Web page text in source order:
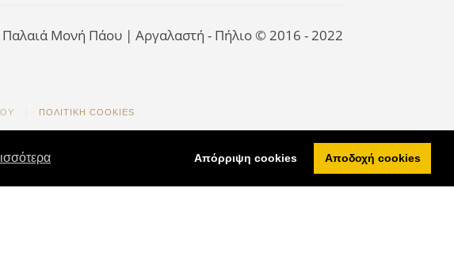
Απόρριψη cookies Αποδοχή cookies
Παλαιά Μονή Πάου | Αργαλαστή - Πήλιο © 2016 - 2022
ΠΟΛΙΤΙΚΉ COOKIES